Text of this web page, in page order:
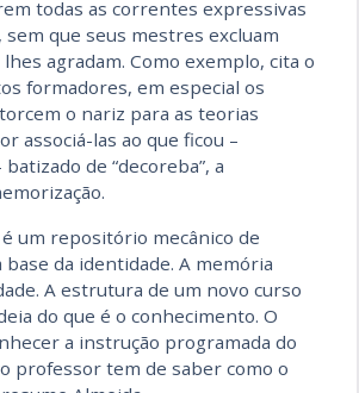
todas as correntes expressivas
que seus mestres excluam
agradam. Como exemplo, cita o
formadores, em especial os
o nariz para as teorias
associá-las ao que ficou –
de “decoreba”, a
um repositório mecânico de
base da identidade. A memória
A estrutura de um novo curso
do que é o conhecimento. O
a instrução programada do
professor tem de saber como o